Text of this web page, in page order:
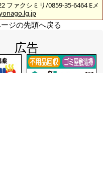
ファクシミリ/0859-35-6464 Eメ
ジの先頭へ戻る
広告